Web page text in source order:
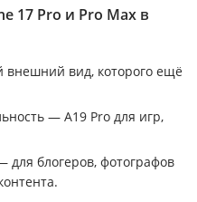
17 Pro и Pro Max в
вид, которого ещё
— A19 Pro для игр,
блогеров, фотографов